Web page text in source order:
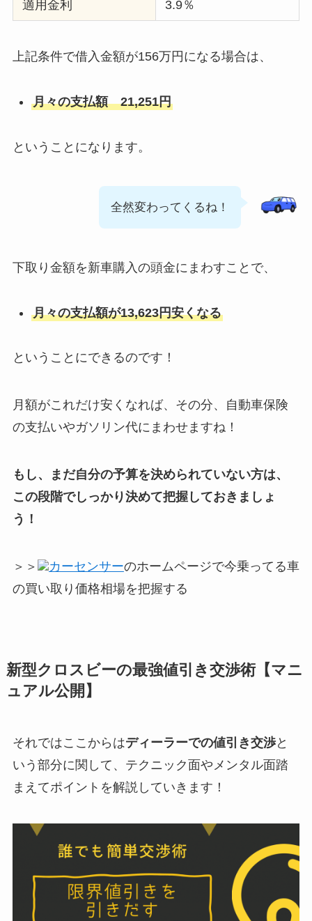
適用金利 3.9％
上記条件で借入金額が156万円になる場合は、
月々の支払額 21,251円
ということになります。
全然変わってくるね！
下取り金額を新車購入の頭金にまわすことで、
月々の支払額が13,623円安くなる
ということにできるのです！
月額がこれだけ安くなれば、その分、自動車保険
の支払いやガソリン代にまわせますね！
もし、まだ自分の予算を決められていない方は、
この段階でしっかり決めて把握しておきましょ
う！
＞＞ カーセンサーのホームページで今乗ってる車
の買い取り価格相場を把握する
新型クロスビーの最強値引き交渉術【マニ
ュアル公開】
それではここからはディーラーでの値引き交渉と
いう部分に関して、テクニック面やメンタル面踏
まえてポイントを解説していきます！